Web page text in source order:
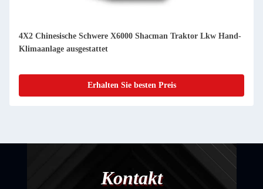
4X2 Chinesische Schwere X6000 Shacman Traktor Lkw Hand-
Klimaanlage ausgestattet
Erhalten Sie besten Preis
Kontakt